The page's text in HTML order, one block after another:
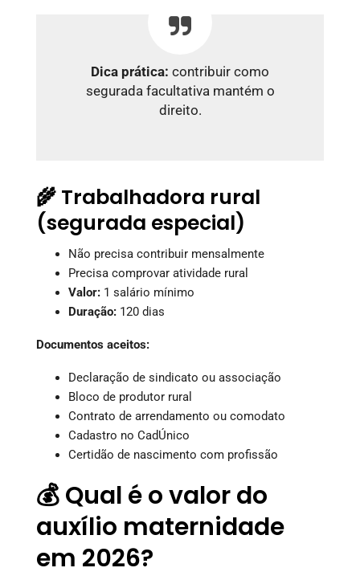
Dica prática: contribuir como
segurada facultativa mantém o
direito.
🌾 Trabalhadora rural
(segurada especial)
Não precisa contribuir mensalmente
Precisa comprovar atividade rural
Valor: 1 salário mínimo
Duração: 120 dias
Documentos aceitos:
Declaração de sindicato ou associação
Bloco de produtor rural
Contrato de arrendamento ou comodato
Cadastro no CadÚnico
Certidão de nascimento com profissão
💰 Qual é o valor do
auxílio maternidade
em 2026?